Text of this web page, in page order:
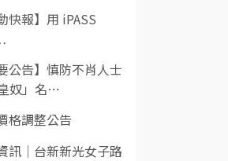
快報】用 iPASS
公告】慎防不肖人士
奴」名⋯
格調整公告
訊｜台新新光女子路